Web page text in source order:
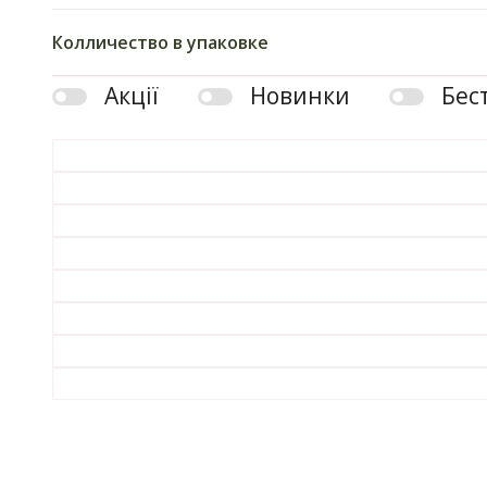
Колличество в упаковке
Акції Новинки